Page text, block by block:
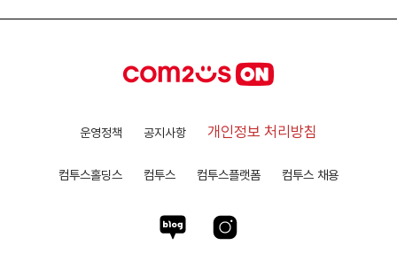
운영정책 공지사항 개인정보 처리방침
컴투스홀딩스 컴투스 컴투스플랫폼 컴투스 채용